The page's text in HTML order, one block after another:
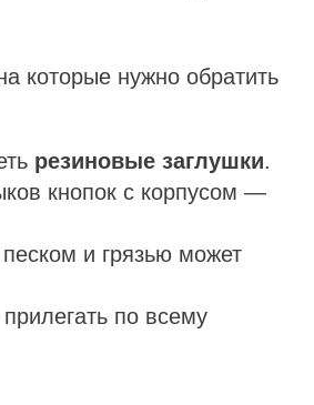
которые нужно обратить
резиновые заглушки.
кнопок с корпусом —
и грязью может
по всему